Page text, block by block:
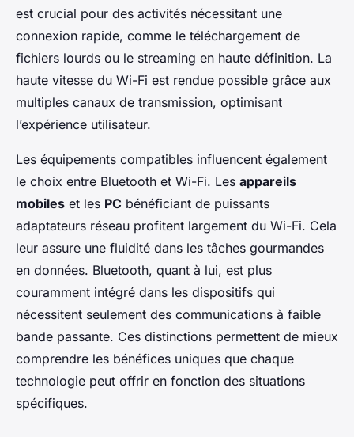
est crucial pour des activités nécessitant une
connexion rapide, comme le téléchargement de
fichiers lourds ou le streaming en haute définition. La
haute vitesse du Wi-Fi est rendue possible grâce aux
multiples canaux de transmission, optimisant
l’expérience utilisateur.
Les équipements compatibles influencent également
le choix entre Bluetooth et Wi-Fi. Les appareils
mobiles et les PC bénéficiant de puissants
adaptateurs réseau profitent largement du Wi-Fi. Cela
leur assure une fluidité dans les tâches gourmandes
en données. Bluetooth, quant à lui, est plus
couramment intégré dans les dispositifs qui
nécessitent seulement des communications à faible
bande passante. Ces distinctions permettent de mieux
comprendre les bénéfices uniques que chaque
technologie peut offrir en fonction des situations
spécifiques.